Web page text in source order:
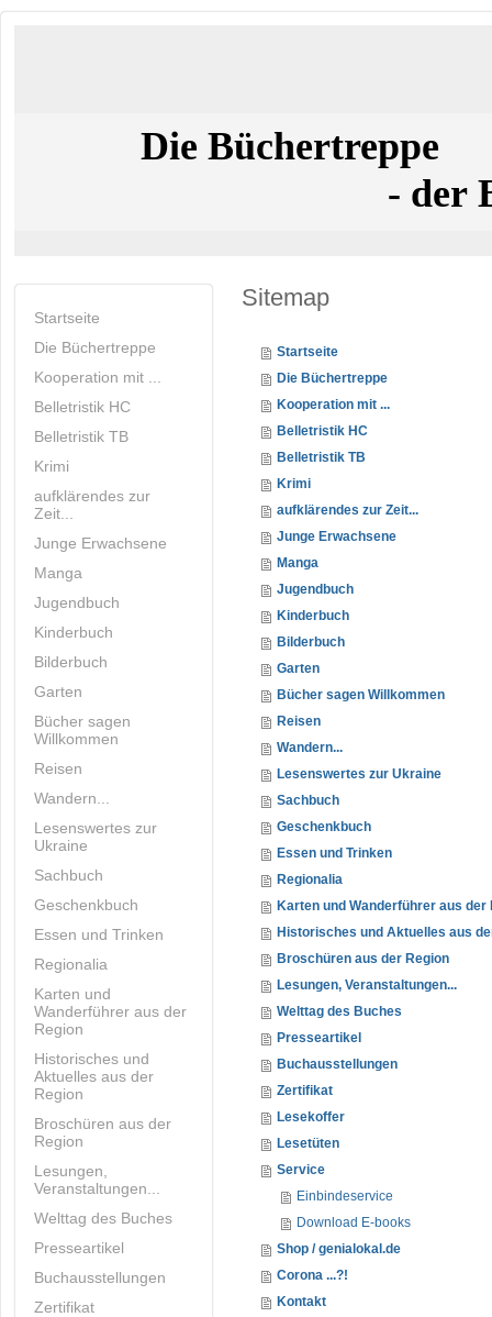
Die Büchertreppe
- der
Startseite
Die Büchertreppe
Kooperation mit ...
Belletristik HC
Belletristik TB
Krimi
aufklärendes zur
Zeit...
Junge Erwachsene
Manga
Jugendbuch
Kinderbuch
Bilderbuch
Garten
Bücher sagen
Willkommen
Reisen
Wandern...
Lesenswertes zur
Ukraine
Sachbuch
Geschenkbuch
Essen und Trinken
Regionalia
Karten und
Wanderführer aus der
Region
Historisches und
Aktuelles aus der
Region
Broschüren aus der
Region
Lesungen,
Veranstaltungen...
Welttag des Buches
Presseartikel
Buchausstellungen
Zertifikat
Sitemap
Startseite
Die Büchertreppe
Kooperation mit ...
Belletristik HC
Belletristik TB
Krimi
aufklärendes zur Zeit...
Junge Erwachsene
Manga
Jugendbuch
Kinderbuch
Bilderbuch
Garten
Bücher sagen Willkommen
Reisen
Wandern...
Lesenswertes zur Ukraine
Sachbuch
Geschenkbuch
Essen und Trinken
Regionalia
Karten und Wanderführer aus der
Historisches und Aktuelles aus
Broschüren aus der Region
Lesungen, Veranstaltungen...
Welttag des Buches
Presseartikel
Buchausstellungen
Zertifikat
Lesekoffer
Lesetüten
Service
Einbindeservice
Download E-books
Shop / genialokal.de
Corona ...?!
Kontakt